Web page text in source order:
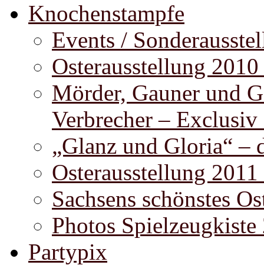
Knochenstampfe
Events /
Osterausstellung
Mörder, Gauner und
Verbrecher –
„Glanz und Gloria“ –
Osterausstellung
Sachsens schönstes
Photos
Partypix